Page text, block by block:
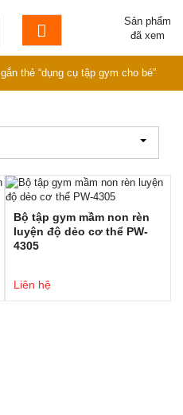
Sản phẩm
đã xem
thẻ “dụng cụ tập gym cho bé”
Bộ tập gym mầm non rèn
luyện độ dẻo cơ thể PW-
4305
Liên hệ